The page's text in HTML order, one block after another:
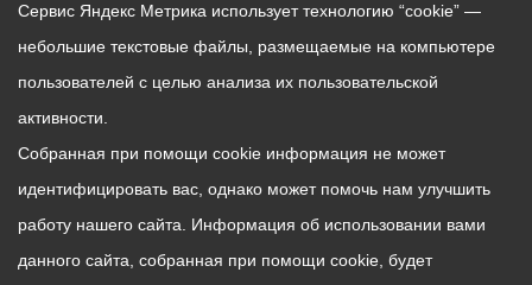
Сервис Яндекс Метрика использует технологию “cookie” —
небольшие текстовые файлы, размещаемые на компьютере
пользователей с целью анализа их пользовательской
активности.
Собранная при помощи cookie информация не может
идентифицировать вас, однако может помочь нам улучшить
работу нашего сайта. Информация об использовании вами
данного сайта, собранная при помощи cookie, будет